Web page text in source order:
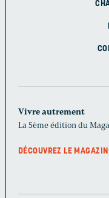
Vivre autrement
La 5ème édition du
DÉCOUVREZ LE